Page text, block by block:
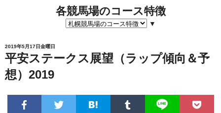
各競馬場のコース特徴
▼
2019年5月17日金曜日
平安ステークス展望（ラップ傾向＆予
想）2019